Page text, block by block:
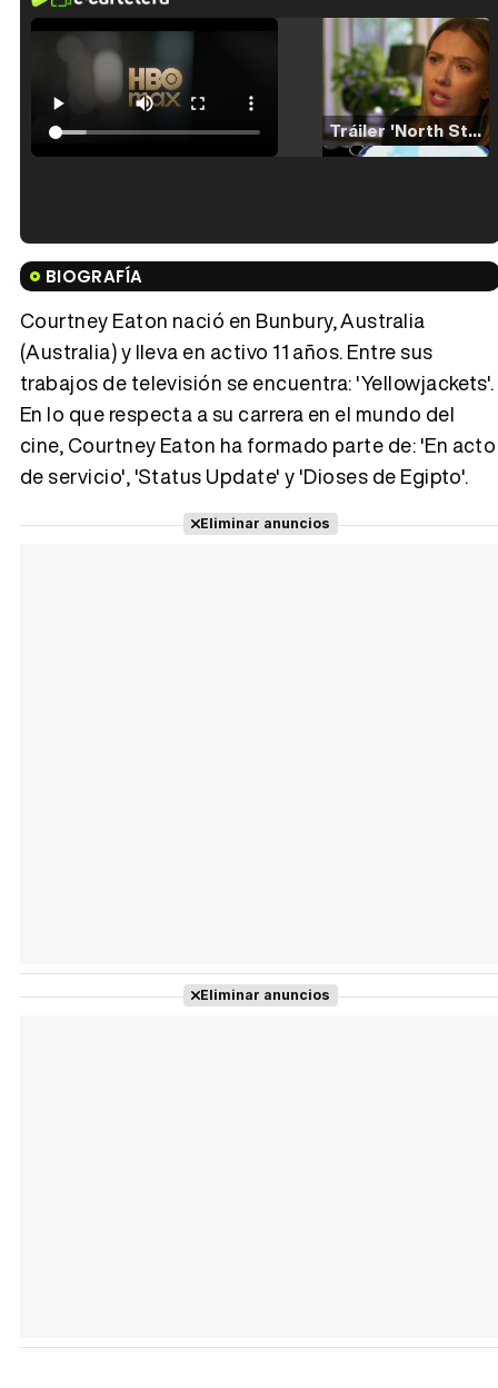
Tráiler 'North Star' (2023)
Tráiler en español de 'La isla olvidada'
Tráiler 'Vida perra' (2026)
BIOGRAFÍA
Courtney Eaton nació en Bunbury, Australia
(Australia) y lleva en activo 11 años. Entre sus
trabajos de televisión se encuentra: 'Yellowjackets'.
En lo que respecta a su carrera en el mundo del
cine, Courtney Eaton ha formado parte de: 'En acto
de servicio', 'Status Update' y 'Dioses de Egipto'.
Eliminar anuncios
Eliminar anuncios